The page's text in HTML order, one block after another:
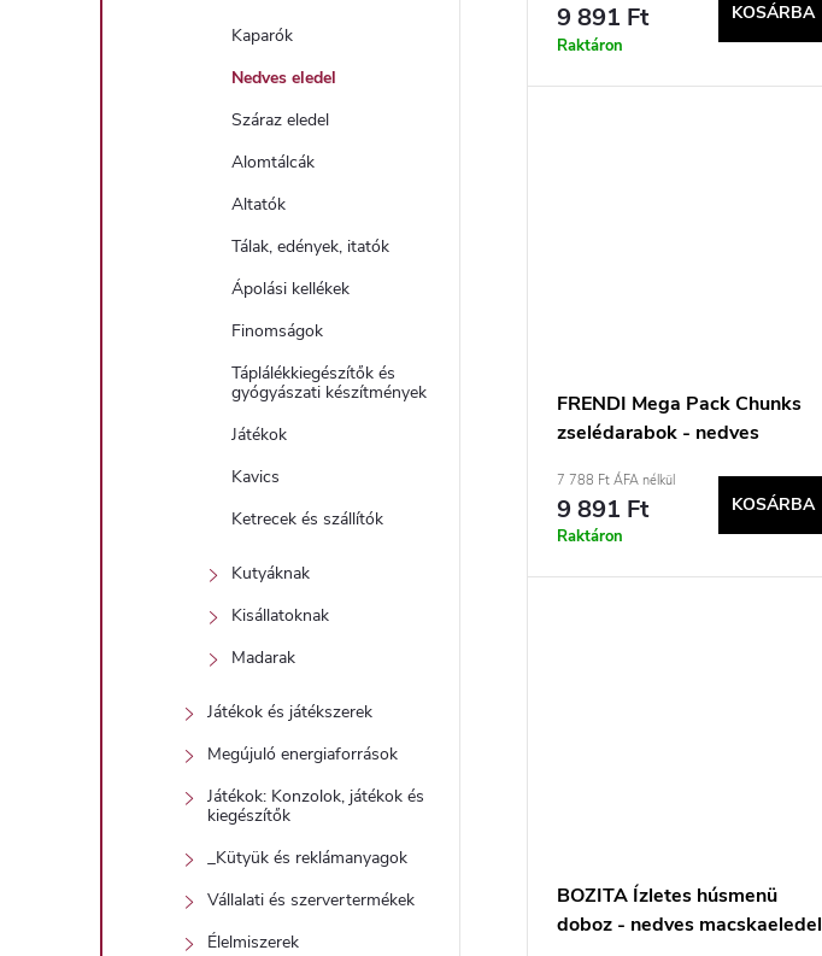
Kaparók
Nedves eledel
Száraz eledel
Alomtálcák
Altatók
Tálak, edények, itatók
Ápolási kellékek
Finomságok
Táplálékkiegészítők és
gyógyászati ​​készítmények
Játékok
Kavics
Ketrecek és szállítók
Kutyáknak
Kisállatoknak
Madarak
Játékok és játékszerek
Megújuló energiaforrások
Játékok: Konzolok, játékok és
kiegészítők
_Kütyük és reklámanyagok
Vállalati és szervertermékek
Élelmiszerek
9 891 Ft
Raktáron
KOSÁRBA
FRENDI Mega Pack Chunks
zselédarabok - nedves
7 788 Ft ÁFA nélkül
9 891 Ft
Raktáron
KOSÁRBA
BOZITA Ízletes húsmenü
doboz - nedves macskaeledel